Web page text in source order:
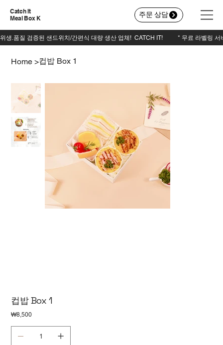
Catch It
Meal Box K
주문 상담
Home >컵밥 Box 1
컵밥 Box 1
가
₩8,500